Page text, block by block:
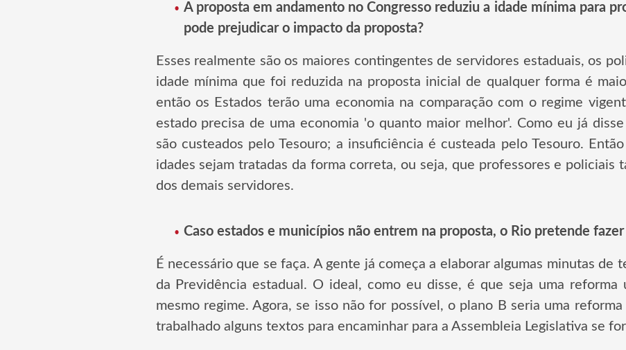
A proposta em andamento no Congresso reduziu a idade mínima para
pode prejudicar o impacto da proposta?
Esses realmente são os maiores contingentes de servidores estaduais, os
idade mínima que foi reduzida na proposta inicial de qualquer forma é
então os Estados terão uma economia na comparação com o regime
estado precisa de uma economia 'o quanto maior melhor'. Como eu já
são custeados pelo Tesouro; a insuficiência é custeada pelo Tesouro.
idades sejam tratadas da forma correta, ou seja, que professores e policiais
dos demais servidores.
Caso estados e municípios não entrem na proposta, o Rio pretende
É necessário que se faça. A gente já começa a elaborar algumas minutas de
da Previdência estadual. O ideal, como eu disse, é que seja uma
mesmo regime. Agora, se isso não for possível, o plano B seria uma
trabalhado alguns textos para encaminhar para a Assembleia Legislativa se